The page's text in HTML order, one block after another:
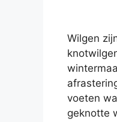
Wilgen
voeten
geknotte